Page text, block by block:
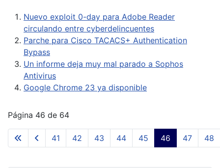
Nuevo exploit 0-day para Adobe Reader
circulando entre cyberdelincuentes
Parche para Cisco TACACS+ Authentication
Bypass
Un informe deja muy mal parado a Sophos
Antivirus
Google Chrome 23 ya disponible
Página 46 de 64
41 42 43 44 45 46 47 48